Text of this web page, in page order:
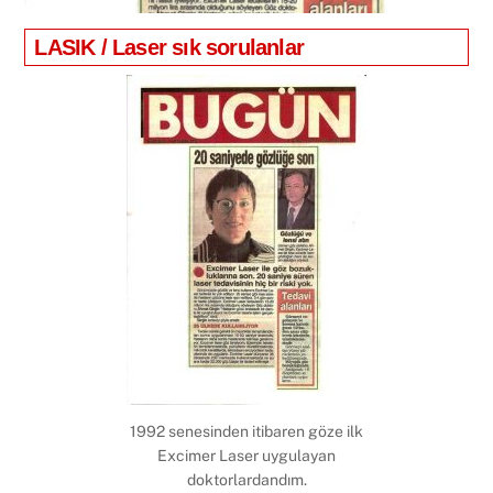
LASIK / Laser sık sorulanlar
1992 senesinden itibaren göze ilk
Excimer Laser uygulayan
doktorlardandım.